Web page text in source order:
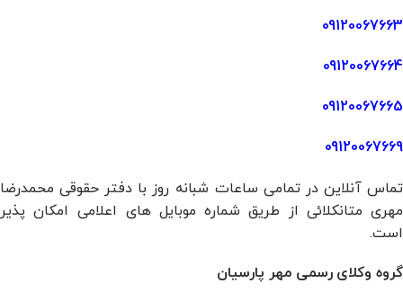
09120067663
09120067664
09120067665
09120067669
تماس آنلاین در تمامی ساعات شبانه روز با دفتر حقوقی محمدرضا
مهری متانکلائی از طریق شماره موبایل های اعلامی امکان پذیر
است.
گروه وکلای رسمی مهر پارسیان